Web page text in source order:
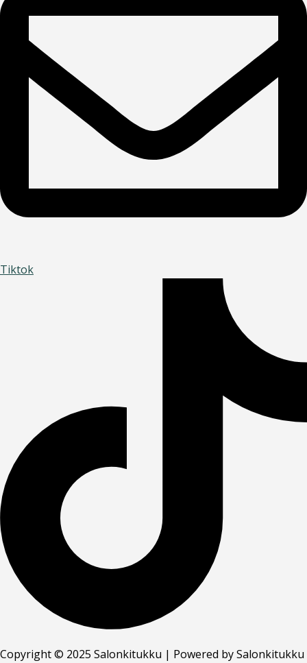
Tiktok
Copyright © 2025 Salonkitukku | Powered by Salonkitukku